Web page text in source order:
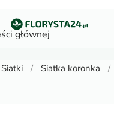
głównej
Siatki Siatka koronka